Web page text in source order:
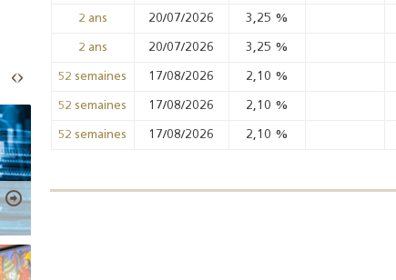
2 ans 20/07/2026 3,25 %
2 ans 20/07/2026 3,25 %
52 semaines 17/08/2026 2,10 %
52 semaines 17/08/2026 2,10 %
52 semaines 17/08/2026 2,10 %
conjoncture - 2026